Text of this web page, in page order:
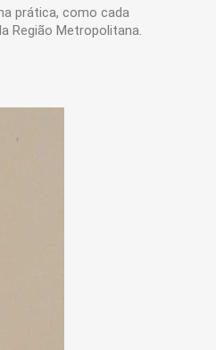
prática, como cada
Região Metropolitana.